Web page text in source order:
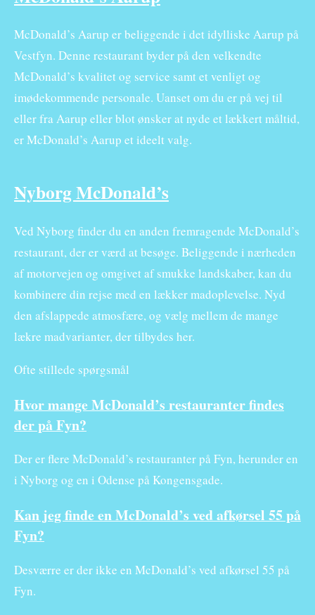
McDonald’s Aarup er beliggende i det idylliske Aarup på
Vestfyn. Denne restaurant byder på den velkendte
McDonald’s kvalitet og service samt et venligt og
imødekommende personale. Uanset om du er på vej til
eller fra Aarup eller blot ønsker at nyde et lækkert måltid,
er McDonald’s Aarup et ideelt valg.
Nyborg McDonald’s
Ved Nyborg finder du en anden fremragende McDonald’s
restaurant, der er værd at besøge. Beliggende i nærheden
af motorvejen og omgivet af smukke landskaber, kan du
kombinere din rejse med en lækker madoplevelse. Nyd
den afslappede atmosfære, og vælg mellem de mange
lækre madvarianter, der tilbydes her.
Ofte stillede spørgsmål
Hvor mange McDonald’s restauranter findes
der på Fyn?
Der er flere McDonald’s restauranter på Fyn, herunder en
i Nyborg og en i Odense på Kongensgade.
Kan jeg finde en McDonald’s ved afkørsel 55 på
Fyn?
Desværre er der ikke en McDonald’s ved afkørsel 55 på
Fyn.